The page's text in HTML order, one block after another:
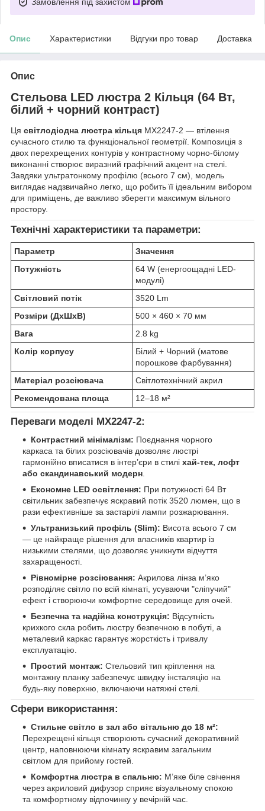
Опис Характеристики Відгуки про товар Доставка
Опис
Стельова LED люстра 2 Кільця (64 Вт,
білий + чорний контраст)
Ця світлодіодна люстра кільця MX2247-2 — втілення
сучасного стилю та функціональної геометрії. Композиція з
двох перехрещених контурів у контрастному чорно-білому
виконанні створює виразний графічний акцент на стелі.
Завдяки ультратонкому профілю (всього 7 см), модель
виглядає надзвичайно легко, що робить її ідеальним вибором
для приміщень, де важливо зберегти максимум вільного
простору.
Технічні характеристики та параметри:
Параметр
Значення
Потужність
64 W (енергоощадні LED-
модулі)
Світловий потік
3520 Lm
Розміри (ДхШхВ)
500 × 460 × 70 мм
Вага
2.8 kg
Колір корпусу
Білий + Чорний (матове
порошкове фарбування)
Матеріал розсіювача
Світлотехнічний акрил
Рекомендована площа
12–18 м²
Переваги моделі MX2247-2:
Контрастний мінімалізм: Поєднання чорного
каркаса та білих розсіювачів дозволяє люстрі
гармонійно вписатися в інтер’єри в стилі хай-тек, лофт
або скандинавський модерн
Економне LED освітлення: При потужності 64 Вт
світильник забезпечує яскравий потік 3520 люмен, що в
рази ефективніше за застарілі лампи розжарювання.
Ультранизький профіль (Slim): Висота всього 7 см
— це найкраще рішення для власників квартир із
низькими стелями, що дозволяє уникнути відчуття
захаращеності.
Рівномірне розсіювання: Акрилова лінза м’яко
розподіляє світло по всій кімнаті, усуваючи "сліпучий"
ефект і створюючи комфортне середовище для очей.
Безпечна та надійна конструкція: Відсутність
крихкого скла робить люстру безпечною в побуті, а
металевий каркас гарантує жорсткість і тривалу
експлуатацію.
Простий монтаж: Стельовий тип кріплення на
монтажну планку забезпечує швидку інсталяцію на
будь-яку поверхню, включаючи натяжні стелі.
Сфери використання:
Стильне світло в зал або вітальню до 18 м²:
Перехрещені кільця створюють сучасний декоративний
центр, наповнюючи кімнату яскравим загальним
світлом для прийому гостей.
Комфортна люстра в спальню: М’яке біле свічення
через акриловий дифузор сприяє візуальному спокою
та комфортному відпочинку у вечірній час.